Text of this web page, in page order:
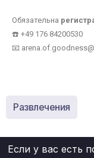
Обязательна
☎️ +49 176 84200530
📧
Развлечения
Если у вас есть